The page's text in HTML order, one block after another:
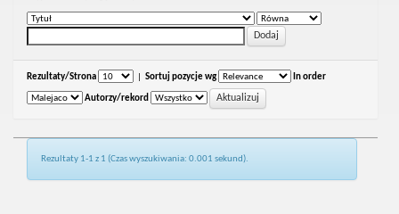
Rezultaty/Strona Sortuj pozycje wg In order
Autorzy/rekord
Rezultaty 1-1 z 1 (Czas wyszukiwania: 0.001 sekund).